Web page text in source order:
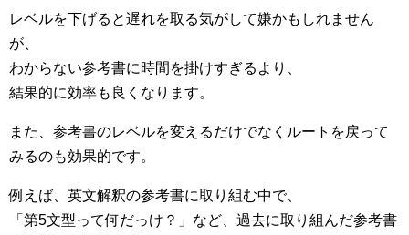
レベルを下げると遅れを取る気がして嫌かもしれません
が、
わからない参考書に時間を掛けすぎるより、
結果的に効率も良くなります。
また、参考書のレベルを変えるだけでなくルートを戻って
みるのも効果的です。
例えば、英文解釈の参考書に取り組む中で、
「第5文型って何だっけ？」など、過去に取り組んだ参考書